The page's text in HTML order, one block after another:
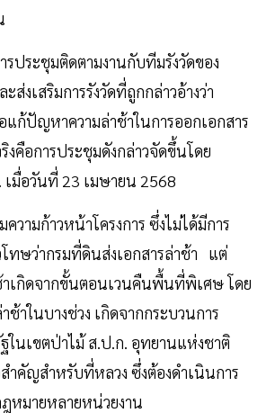
รประชุมติดตามงานกับทีมรังวัดของ
ส่งเสริมการรังวัดที่ถูกกล่าวอ้างว่า
แก้ปัญหาความล่าช้าในการออกเอกสาร
คือการประชุมดังกล่าวจัดขึ้นโดย
มื่อวันที่ 23 เมษายน 2568
วามก้าวหน้าโครงการ ซึ่งไม่ได้มีการ
โทษว่ากรมที่ดินส่งเอกสารล่าช้า แต่
าเกิดจากขั้นตอนเวนคืนพื้นที่พิเศษ โดย
ช้าในบางช่วง เกิดจากกระบวนการ
ในเขตป่าไม้ ส.ป.ก. อุทยานแห่งชาติ
คัญสำหรับที่หลวง ซึ่งต้องดำเนินการ
หมายหลายหน่วยงาน